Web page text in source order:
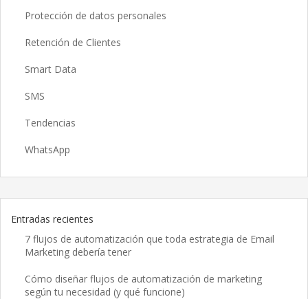
Protección de datos personales
Retención de Clientes
Smart Data
SMS
Tendencias
WhatsApp
Entradas recientes
7 flujos de automatización que toda estrategia de Email
Marketing debería tener
Cómo diseñar flujos de automatización de marketing
según tu necesidad (y qué funcione)